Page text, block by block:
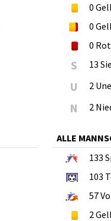
0
0
0
S 13
U 2
N 2
ALLE
133
103
57
2